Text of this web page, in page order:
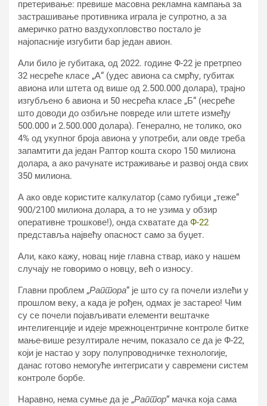
претеривање: превише масовна рекламна кампања за
застрашивање противника играла је супротно, а за
америчко ратно ваздухопловство постало је
најопасније изгубити бар један авион.
Али било је губитака, од 2022. године Ф-22 је претрпео
32 несреће класе „А“ (удес авиона са смрћу, губитак
авиона или штета од више од 2.500.000 долара), трајно
изгубљено 6 авиона и 50 несрећа класе „Б“ (несреће
што доводи до озбиљне повреде или штете између
500.000 и 2.500.000 долара). Генерално, не толико, око
4% од укупног броја авиона у употреби, али овде треба
запамтити да један Раптор кошта скоро 150 милиона
долара, а ако рачунате истраживање и развој онда свих
350 милиона.
А ако овде користите калкулатор (само губици „теже“
900/2100 милиона долара, а то не узима у обзир
оперативне трошкове!), онда схватате даФ-22
представља највећу опасност само за буџет.
Али, како кажу, новац није главна ствар, иако у нашем
случају не говоримо о новцу, већ о износу.
Главни проблем „Раптора“ је што су га почели излећи у
прошлом веку, а када је рођен, одмах је застарео! Чим
су се почели појављивати елементи вештачке
интелигенције и идеје мрежноцентричне контроле битке
мање-више резултирале нечим, показало се да је Ф-22,
који је настао у зору полупроводничке технологије,
данас готово немогуће интегрисати у савремени систем
контроле борбе.
Наравно, нема сумње да је „Раптор“ мачка која сама